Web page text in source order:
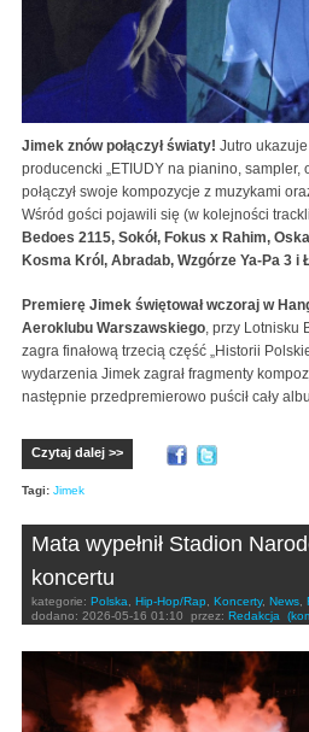
Jimek znów połączył światy! Jutro
producencki „ETIUDY na pianino, sampler,
połączył swoje kompozycje z muzykami
Wśród gości pojawili się (w kolejności
Bedoes 2115, Sokół, Fokus x Rahim,
Kosma Król, Abradab, Wzgórze Ya-Pa 3 i
Premierę Jimek świętował wczoraj w
Aeroklubu Warszawskiego, przy Lotnisku
zagra finałową trzecią część „Historii
wydarzenia Jimek zagrał fragmenty
następnie przedpremierowo puścił cały
Czytaj dalej >>
Tagi: Jimek
Mata wypełnił Stadion
koncertu
kategorie: Polska Hip-Hop/Rap Koncerty, News
dodano: 2026-05-16 01:10 przez: Redakcja